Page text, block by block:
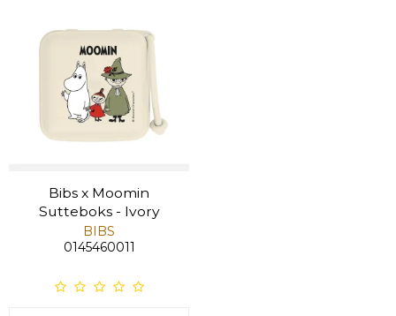
Bibs x Moomin
Sutteboks - Ivory
BIBS
0145460011